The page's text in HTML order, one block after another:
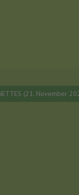
(21. November